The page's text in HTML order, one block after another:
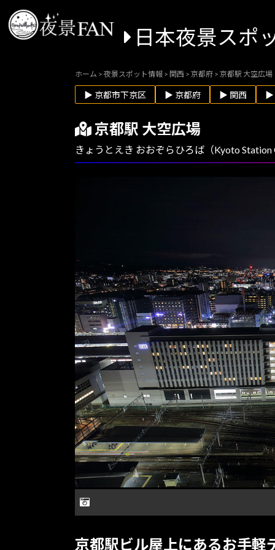
日本夜景スポ
ホーム > 夜景スポット情報 > 関西 > 京都府 > 京都駅 大空広場
▶ 京都市下京区 ▶ 京都府 ▶ 関西 ▶
京都駅 大空広場
きょうとえき おおぞらひろば（Kyoto
京都駅ビル屋上にあるお手軽